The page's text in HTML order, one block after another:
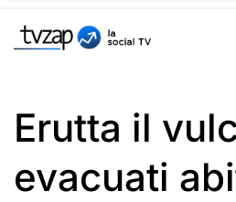
al
Erutta il
evacuati